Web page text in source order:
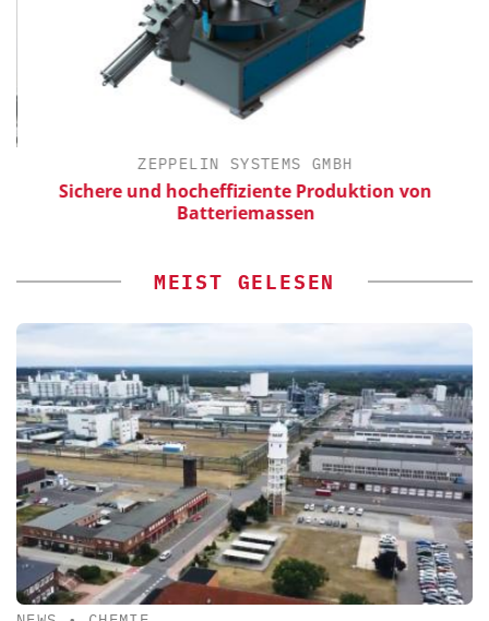
ZEPPELIN SYSTEMS GMBH
Sichere und hocheffiziente Produktion von
Batteriemassen
MEIST GELESEN